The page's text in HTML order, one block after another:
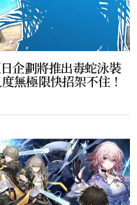
企劃將推出毒蛇泳裝
無極限快招架不住！